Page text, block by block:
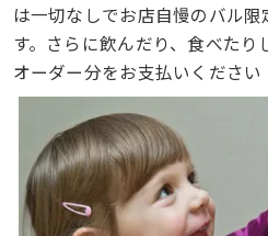
は一切なしでお店自慢のバル
す。さらに飲んだり、食べた
オーダー分をお支払いください